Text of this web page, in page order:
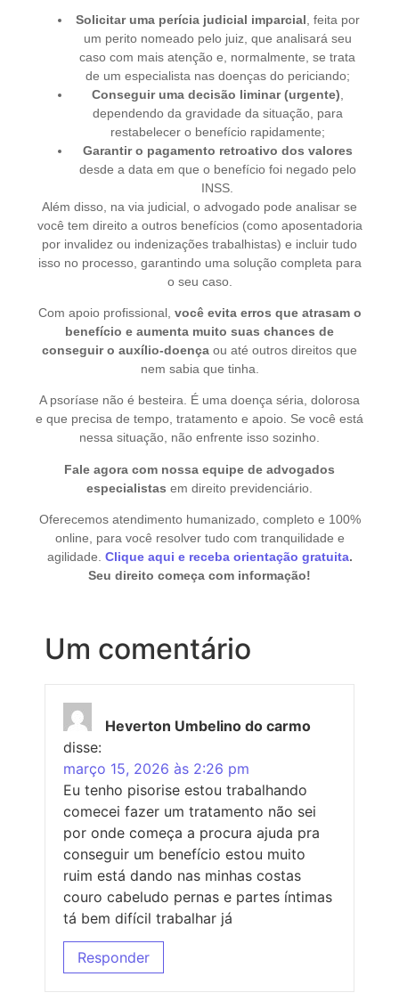
Solicitar uma perícia judicial imparcial , feita por
um perito nomeado pelo juiz, que analisará seu
caso com mais atenção e, normalmente, se trata
de um especialista nas doenças do periciando;
Conseguir uma decisão liminar (urgente)
dependendo da gravidade da situação, para
restabelecer o benefício rapidamente;
Garantir o pagamento retroativo dos valores
desde a data em que o benefício foi negado pelo
INSS.
Além disso, na via judicial, o advogado pode analisar se
você tem direito a outros benefícios (como aposentadoria
por invalidez ou indenizações trabalhistas) e incluir tudo
isso no processo, garantindo uma solução completa para
o seu caso.
Com apoio profissional, você evita erros que atrasam o
benefício e aumenta muito suas chances de
conseguir o auxílio-doença ou até outros direitos que
nem sabia que tinha.
A psoríase não é besteira. É uma doença séria, dolorosa
e que precisa de tempo, tratamento e apoio. Se você está
nessa situação, não enfrente isso sozinho.
Fale agora com nossa equipe de advogados
especialistas em direito previdenciário.
Oferecemos atendimento humanizado, completo e 100%
online, para você resolver tudo com tranquilidade e
agilidade. Clique aqui e receba orientação gratuita.
Seu direito começa com informação!
Um comentário
Heverton Umbelino do carmo
disse:
março 15, 2026 às 2:26 pm
Eu tenho pisorise estou trabalhando
comecei fazer um tratamento não sei
por onde começa a procura ajuda pra
conseguir um benefício estou muito
ruim está dando nas minhas costas
couro cabeludo pernas e partes íntimas
tá bem difícil trabalhar já
Responder